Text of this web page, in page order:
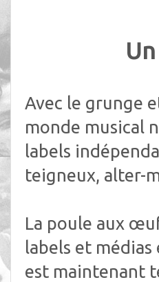
Avec le grunge
monde musical
labels
teigneux, alter-
La poule aux
labels et
est maintenant